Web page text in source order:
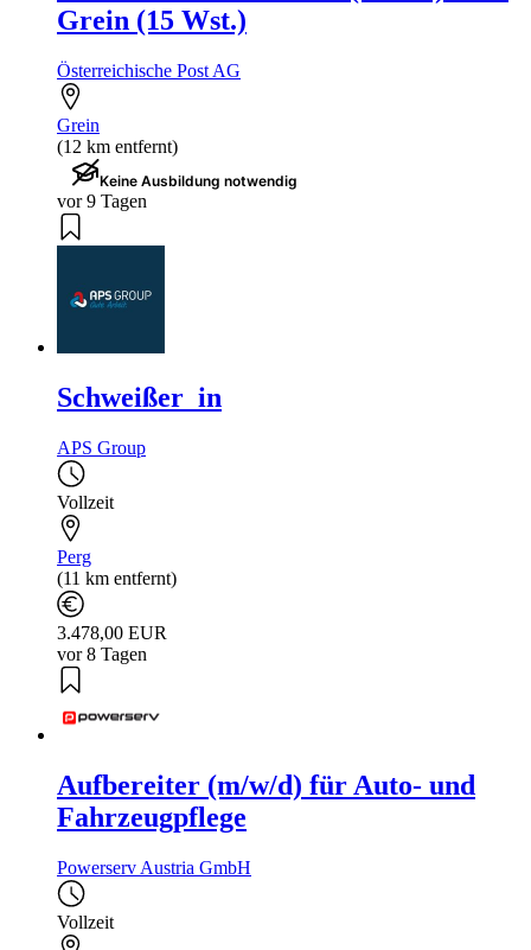
Grein (15 Wst.)
Österreichische Post AG
Grein
(12 km entfernt)
Keine Ausbildung notwendig
vor 9 Tagen
Schweißer_in
APS Group
Vollzeit
Perg
(11 km entfernt)
3.478,00 EUR
vor 8 Tagen
Aufbereiter (m/w/d) für Auto- und
Fahrzeugpflege
Powerserv Austria GmbH
Vollzeit